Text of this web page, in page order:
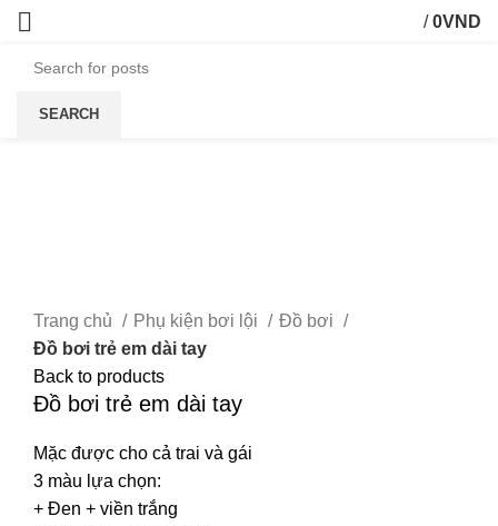
/ 0VND
SEARCH
Trang chủ Phụ kiện bơi lội
Đồ bơi
Đồ bơi trẻ em dài tay
Back to products
Đồ bơi trẻ em dài tay
Mặc được cho cả trai và gái
3 màu lựa chọn:
+ Đen + viền trắng